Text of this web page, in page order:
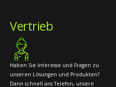
Vertrieb
Haben Sie Interesse und Fragen zu
unseren Lösungen und Produkten?
Dann schnell ans Telefon, unsere